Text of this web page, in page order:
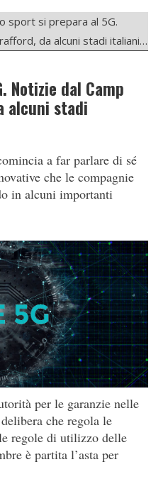
sport si prepara al 5G.
da alcuni stadi italiani…
Notizie dal Camp
alcuni stadi
a far parlare di sé
che le compagnie
in alcuni importanti
per le garanzie nelle
che regola le
regole di utilizzo delle
è partita l’asta per